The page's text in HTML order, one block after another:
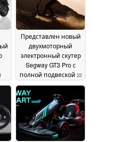
Представлен новый
двухмоторный
электронный скутер
Segway GT3 Pro с
полной подвеской 22
January 2025